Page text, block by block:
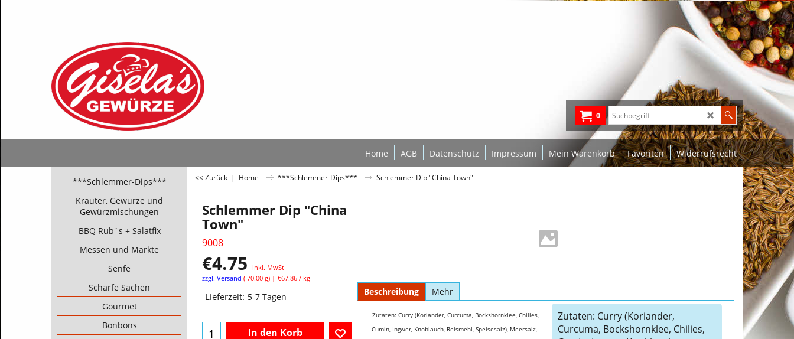
0
Home AGB Datenschutz Impressum Mein Warenkorb Favoriten Widerrufsrecht
***Schlemmer-Dips***
Kräuter, Gewürze und
Gewürzmischungen
BBQ Rub`s + Salatfix
Messen und Märkte
Senfe
Scharfe Sachen
Gourmet
Bonbons
<< Zurück | Home ***Schlemmer-Dips*** Schlemmer Dip "China Town"
Schlemmer Dip "China
Town"
9008
€4.75
inkl. MwSt
zzgl. Versand
70.00 g €67.86 / kg
Lieferzeit: 5-7 Tagen
In den Korb
Beschreibung Mehr
Zutaten: Curry (Koriander,
Curcuma, Bockshornklee, Chilies,
Zutaten: Curry (Koriander, Curcuma, Bockshornklee, Chilies,
Cumin, Ingwer, Knoblauch, Reismehl, Speisesalz), Meersalz,